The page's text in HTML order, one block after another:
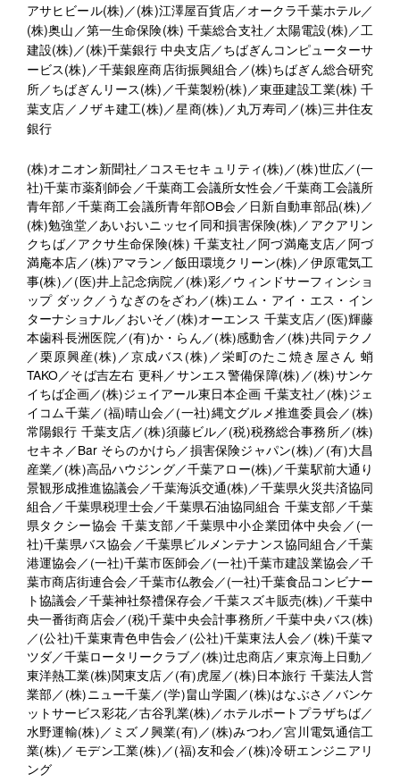
アサヒビール(株)／(株)江澤屋百貨店／オークラ千葉ホテル／
(株)奥山／第一生命保険(株) 千葉総合支社／太陽電設(株)／工
建設(株)／(株)千葉銀行 中央支店／ちばぎんコンピューターサ
ービス(株)／千葉銀座商店街振興組合／(株)ちばぎん総合研究
所／ちばぎんリース(株)／千葉製粉(株)／東亜建設工業(株) 千
葉支店／ノザキ建工(株)／星商(株)／丸万寿司／(株)三井住友
銀行
(株)オニオン新聞社／コスモセキュリティ(株)／(株)世広／(一
社)千葉市薬剤師会／千葉商工会議所女性会／千葉商工会議所
青年部／千葉商工会議所青年部OB会／日新自動車部品(株)／
(株)勉強堂／あいおいニッセイ同和損害保険(株)／アクアリン
クちば／アクサ生命保険(株) 千葉支社／阿づ満庵支店／阿づ
満庵本店／(株)アマラン／飯田環境クリーン(株)／伊原電気工
事(株)／(医)井上記念病院／(株)彩／ウィンドサーフィンショ
ップ ダック／うなぎのをざわ／(株)エム・アイ・エス・イン
ターナショナル／おいそ／(株)オーエンス 千葉支店／(医)輝藤
本歯科長洲医院／(有)か・らん／(株)感動舎／(株)共同テクノ
／栗原興産(株)／京成バス(株)／栄町のたこ焼き屋さん 蛸
TAKO／そば吉左右 更科／サンエス警備保障(株)／(株)サンケ
イちば企画／(株)ジェイアール東日本企画 千葉支社／(株)ジェ
イコム千葉／(福)晴山会／(一社)縄文グルメ推進委員会／(株)
常陽銀行 千葉支店／(株)須藤ビル／(税)税務総合事務所／(株)
セキネ／Bar そらのかけら／損害保険ジャパン(株)／(有)大昌
産業／(株)高品ハウジング／千葉アロー(株)／千葉駅前大通り
景観形成推進協議会／千葉海浜交通(株)／千葉県火災共済協同
組合／千葉県税理士会／千葉県石油協同組合 千葉支部／千葉
県タクシー協会 千葉支部／千葉県中小企業団体中央会／(一
社)千葉県バス協会／千葉県ビルメンテナンス協同組合／千葉
港運協会／(一社)千葉市医師会／(一社)千葉市建設業協会／千
葉市商店街連合会／千葉市仏教会／(一社)千葉食品コンビナー
ト協議会／千葉神社祭禮保存会／千葉スズキ販売(株)／千葉中
央一番街商店会／(税)千葉中央会計事務所／千葉中央バス(株)
／(公社)千葉東青色申告会／(公社)千葉東法人会／(株)千葉マ
ツダ／千葉ロータリークラブ／(株)辻忠商店／東京海上日動／
東洋熱工業(株)関東支店／(有)虎屋／(株)日本旅行 千葉法人営
業部／(株)ニュー千葉／(学)畠山学園／(株)はなぶさ／バンケ
ットサービス彩花／古谷乳業(株)／ホテルポートプラザちば／
水野運輸(株)／ミズノ興業(有)／(株)みつわ／宮川電気通信工
業(株)／モデン工業(株)／(福)友和会／(株)冷研エンジニアリ
ング